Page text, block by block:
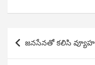
Post
navigation
జనసేనతో కలిసి